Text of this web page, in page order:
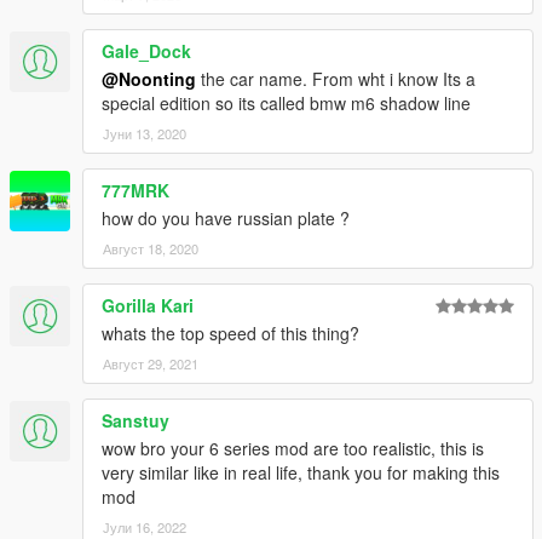
Gale_Dock
@Noonting the car name. From wht i know Its a
special edition so its called bmw m6 shadow line
Јуни 13, 2020
777MRK
how do you have russian plate ?
Август 18, 2020
Gorilla Kari
whats the top speed of this thing?
Август 29, 2021
Sanstuy
wow bro your 6 series mod are too realistic, this is
very similar like in real life, thank you for making this
mod
Јули 16, 2022